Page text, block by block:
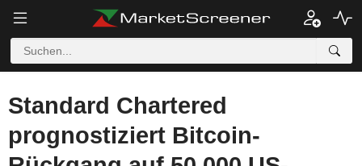
Standard Chartered
prognostiziert Bitcoin-